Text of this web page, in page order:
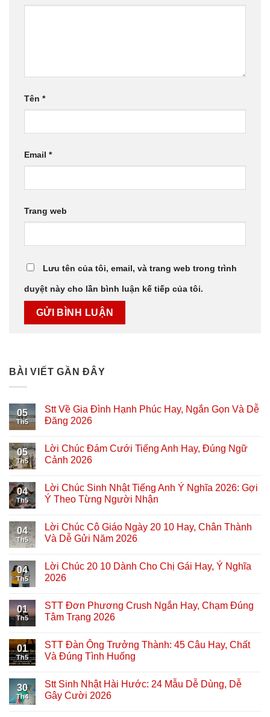
Tên *
Email *
Trang web
Lưu tên của tôi, email, và trang web trong trình
duyệt này cho lần bình luận kế tiếp của tôi.
BÀI VIẾT GẦN ĐÂY
05
Th5
Stt Về Gia Đình Hạnh Phúc Hay, Ngắn Gọn Và Dễ
Đăng 2026
05
Th5
Lời Chúc Đám Cưới Tiếng Anh Hay, Đúng Ngữ
Cảnh 2026
04
Th5
Lời Chúc Sinh Nhật Tiếng Anh Ý Nghĩa 2026: Gợi
Ý Theo Từng Người Nhận
04
Th5
Lời Chúc Cô Giáo Ngày 20 10 Hay, Chân Thành
Và Dễ Gửi Năm 2026
04
Th5
Lời Chúc 20 10 Dành Cho Chị Gái Hay, Ý Nghĩa
2026
01
Th5
STT Đơn Phương Crush Ngắn Hay, Chạm Đúng
Tâm Trạng 2026
01
Th5
STT Đàn Ông Trưởng Thành: 45 Câu Hay, Chất
Và Đúng Tình Huống
30
Th4
Stt Sinh Nhật Hài Hước: 24 Mẫu Dễ Dùng, Dễ
Gây Cười 2026